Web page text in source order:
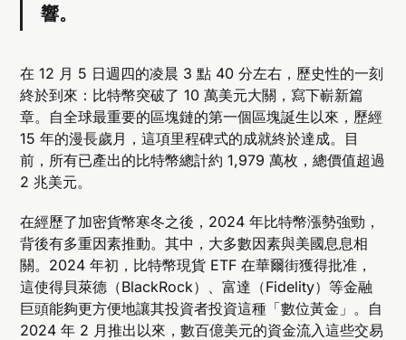
響。
在 12 月 5 日週四的凌晨 3 點 40 分左右，歷史性的一刻
終於到來：比特幣突破了 10 萬美元大關，寫下嶄新篇
章。自全球最重要的區塊鏈的第一個區塊誕生以來，歷經
15 年的漫長歲月，這項里程碑式的成就終於達成。目
前，所有已產出的比特幣總計約 1,979 萬枚，總價值超過
2 兆美元。
在經歷了加密貨幣寒冬之後，2024 年比特幣漲勢強勁，
背後有多重因素推動。其中，大多數因素與美國息息相
關。2024 年初，比特幣現貨 ETF 在華爾街獲得批准，
這使得貝萊德（BlackRock）、富達（Fidelity）等金融
巨頭能夠更方便地讓其投資者投資這種「數位黃金」。自
2024 年 2 月推出以來，數百億美元的資金流入這些交易